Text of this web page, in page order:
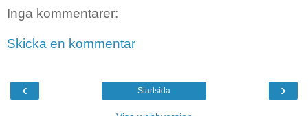
Inga kommentarer:
Skicka en kommentar
‹ ›
Startsida